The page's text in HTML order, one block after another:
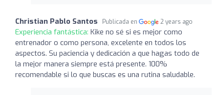
Christian Pablo Santos Publicada en 2 years ago
Experiencia fantástica: Kike no sé si es mejor como
entrenador o como persona, excelente en todos los
aspectos. Su paciencia y dedicación a que hagas todo de
la mejor manera siempre está presente. 100%
recomendable si lo que buscas es una rutina saludable.